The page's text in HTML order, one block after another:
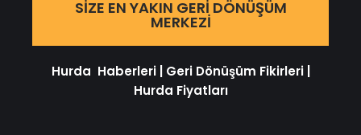
SIZE EN YAKIN GERI DÖNÜŞÜM
MERKEZI
Hurda Haberleri| Geri Dönüşüm Fikirleri|
Hurda Fiyatları